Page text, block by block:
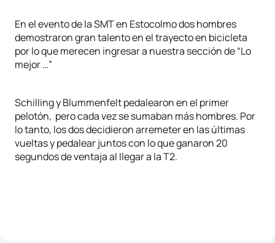
En el evento de la SMT en Estocolmo dos hombres
demostraron gran talento en el trayecto en bicicleta
por lo que merecen ingresar a nuestra sección de “Lo
mejor …”
Schilling y Blummenfelt pedalearon en el primer
pelotón, pero cada vez se sumaban más hombres. Por
lo tanto, los dos decidieron arremeter en las últimas
vueltas y pedalear juntos con lo que ganaron 20
segundos de ventaja al llegar a la T2.